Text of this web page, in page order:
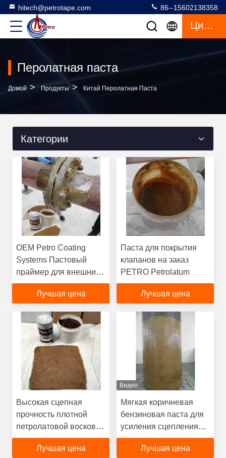
hitech@petrotape.com 86--15602138358
Цитата
Перолатная паста
Домой > Продукты > Китай Перолатная Паста
Категории
OEM Petro Coating
Systems Пастовый
праймер для внешних
труб
Лучшая цена
Паста для покрытия
клапанов на заказ
PETRO Petrolatum
Лучшая цена
Высокая сцепная
прочность плотной
петролатовой восковой
ленты устойчивая к
ультрафиолету для
Лучшая цена
Видео
Мягкая коричневая
бензиновая паста для
усиления сцепления
лент и мастика
Лучшая цена